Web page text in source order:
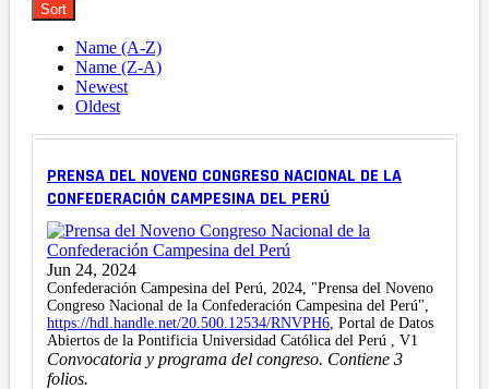
Sort
Name (A-Z)
Name (Z-A)
Newest
Oldest
PRENSA DEL NOVENO CONGRESO NACIONAL DE LA
CONFEDERACIÓN CAMPESINA DEL PERÚ
Jun 24, 2024
Confederación Campesina del Perú, 2024, "Prensa del Noveno
Congreso Nacional de la Confederación Campesina del Perú",
https://hdl.handle.net/20.500.12534/RNVPH6, Portal de Datos
Abiertos de la Pontificia Universidad Católica del Perú , V1
Convocatoria y programa del congreso. Contiene 3
folios.